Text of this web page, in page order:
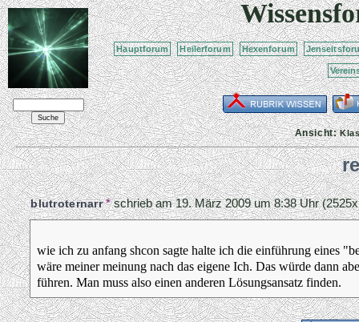
Hauptforum Heilerforum Hexenforum
Ansicht:
blutroternarr*schrieb am19. März 2009 um 8:38 Uhr(2525x
wie ich zu anfang shcon sagte halte ich die einführung eines
wäre meiner meinung nach das eigene Ich. Das würde dann
führen. Man muss also einen anderen Lösungsansatz finden.